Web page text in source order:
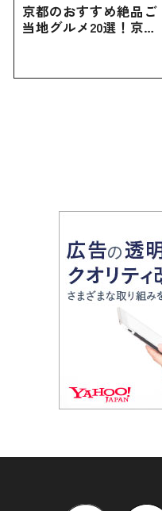
京都のおすすめ絶品ご
当地グルメ20選！京都